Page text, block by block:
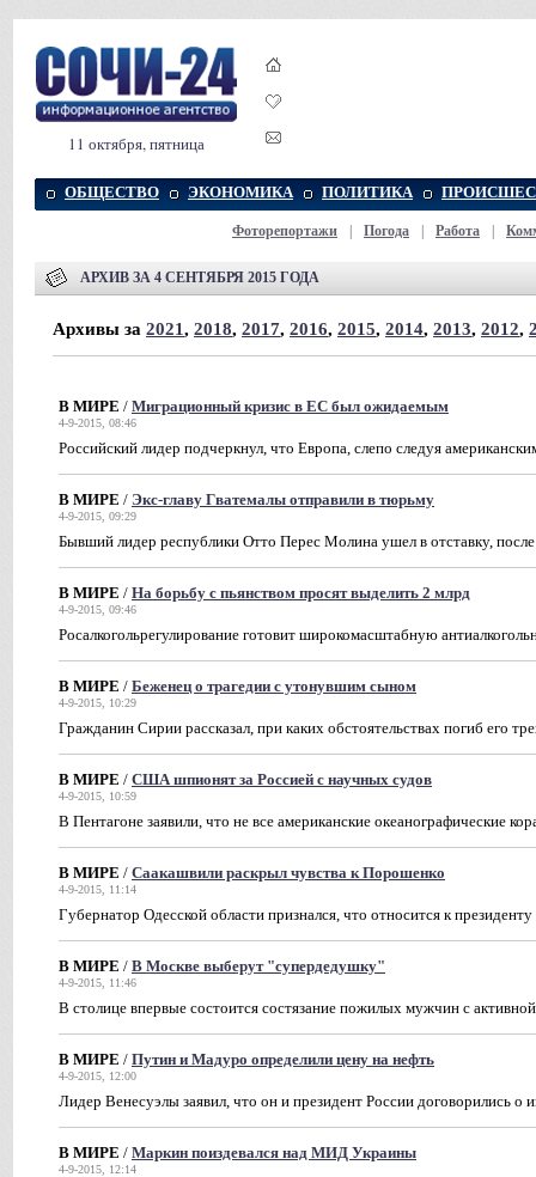
11 октября, пятница
ОБЩЕСТВО ЭКОНОМИКА ПОЛИТИКА
Фоторепортажи Погода Работа
АРХИВ ЗА 4 СЕНТЯБРЯ 2015 ГОДА
Архивы за 2021, 2018, 2017, 2016, 2015, 2014, 2013, 2012,
В МИРЕ / Миграционный кризис в ЕС был ожидаемым
4-9-2015, 08:46
Российский лидер подчеркнул, что Европа, слепо следуя
В МИРЕ / Экс-главу Гватемалы отправили в тюрьму
4-9-2015, 09:29
Бывший лидер республики Отто Перес Молина ушел в отставку,
В МИРЕ / На борьбу с пьянством просят выделить 2 млрд
4-9-2015, 09:46
Росалкогольрегулирование готовит широкомасштабную
В МИРЕ / Беженец о трагедии с утонувшим сыном
4-9-2015, 10:29
Гражданин Сирии рассказал, при каких обстоятельствах погиб его
В МИРЕ / США шпионят за Россией с научных судов
4-9-2015, 10:59
В Пентагоне заявили, что не все американские океанографические
В МИРЕ / Саакашвили раскрыл чувства к Порошенко
4-9-2015, 11:14
Губернатор Одесской области признался, что относится к
В МИРЕ / В Москве выберут "супердедушку"
4-9-2015, 11:46
В столице впервые состоится состязание пожилых мужчин с
В МИРЕ / Путин и Мадуро определили цену на нефть
4-9-2015, 12:00
Лидер Венесуэлы заявил, что он и президент России договорились о
В МИРЕ / Маркин поиздевался над МИД Украины
4-9-2015, 12:14